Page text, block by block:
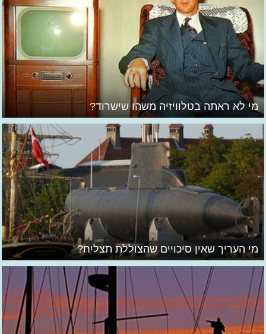
מי לא ראתה בטלוויזיה משהו שישרוד?
מי העריך שאין סיכויים שהצוללת תצליח?